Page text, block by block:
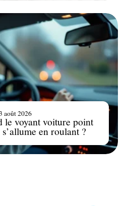
le voyant voiture point
en roulant ?
août 2026